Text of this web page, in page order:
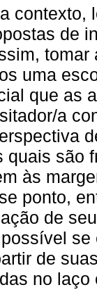
contexto,
de
uma
que as
a
quais são
às
ponto,
de
de
no laço